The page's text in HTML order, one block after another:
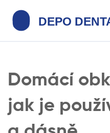
Domácí
jak je